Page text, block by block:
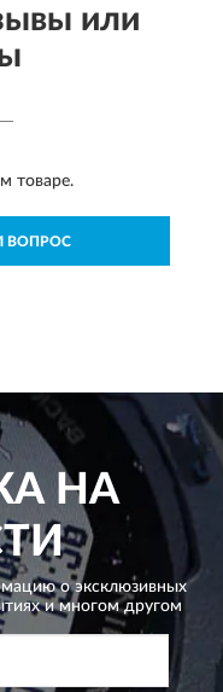
или
товаре.
ВОПРОС
НА
о эксклюзивных
и многом другом